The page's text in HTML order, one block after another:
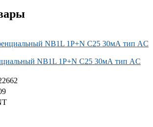
NB1L 1P+N C25 30мА тип AC